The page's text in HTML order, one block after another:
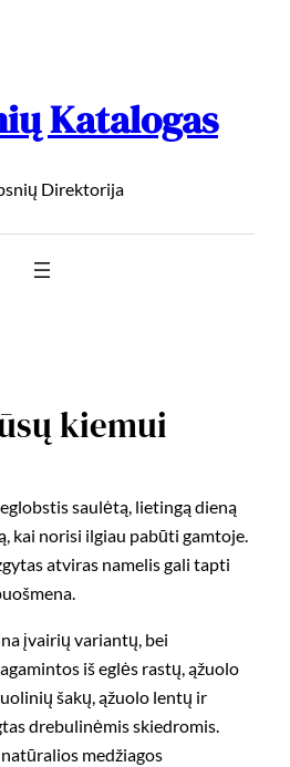
Katalogas
Direktorija
kiemui
saulėtą, lietingą dieną
kai norisi ilgiau pabūti gamtoje.
atviras namelis gali tapti
įvairių variantų, bei
iš eglės rastų, ąžuolo
šakų, ąžuolo lentų ir
drebulinėmis skiedromis.
medžiagos